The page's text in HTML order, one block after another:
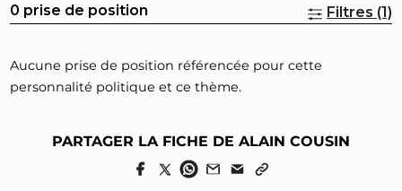
0 prise de position
Filtres (1)
Aucune prise de position référencée pour cette
personnalité politique et ce thème.
PARTAGER LA FICHE DE ALAIN COUSIN